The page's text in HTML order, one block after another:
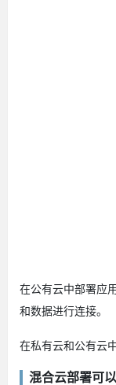
在公有云中部署应
和数据进行连接。
在私有云和公有云
混合云部署可